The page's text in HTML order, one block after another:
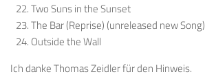
Two Suns in the Sunset
The Bar (Reprise) (unreleased new Song)
Outside the Wall
Ich danke Thomas Zeidler für den Hinweis.